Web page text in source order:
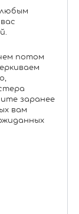
потом
заранее
вам